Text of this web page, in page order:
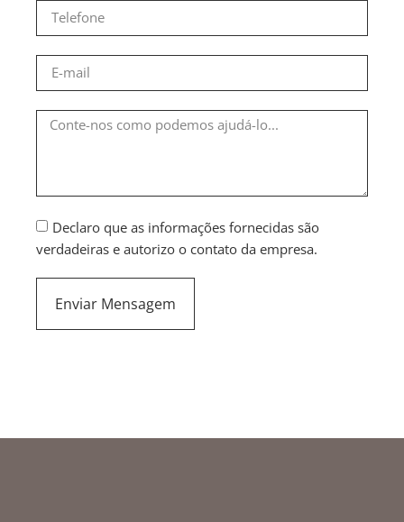
Declaro que as informações fornecidas são
verdadeiras e autorizo o contato da empresa.
Enviar Mensagem